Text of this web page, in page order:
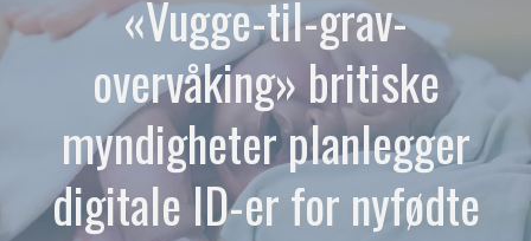
«Vugge-til-grav-
overvåking» britiske
myndigheter planlegger
digitale ID-er for nyfødte